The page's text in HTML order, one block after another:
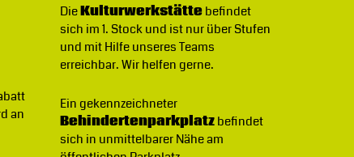
an
DieKulturwerkstättebefindet
sich im 1. Stock und ist nur über Stufen
und mit Hilfe unseres Teams
erreichbar. Wir helfen gerne.
Ein gekennzeichneter
Behindertenparkplatzbefindet
sich in unmittelbarer Nähe am